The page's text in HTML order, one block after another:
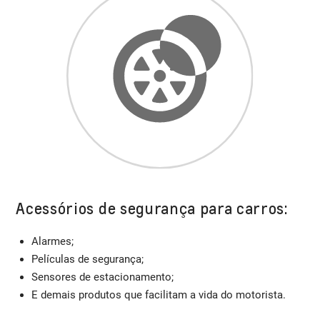
Acessórios de segurança para carros:
Alarmes;
Películas de segurança;
Sensores de estacionamento;
E demais produtos que facilitam a vida do motorista.